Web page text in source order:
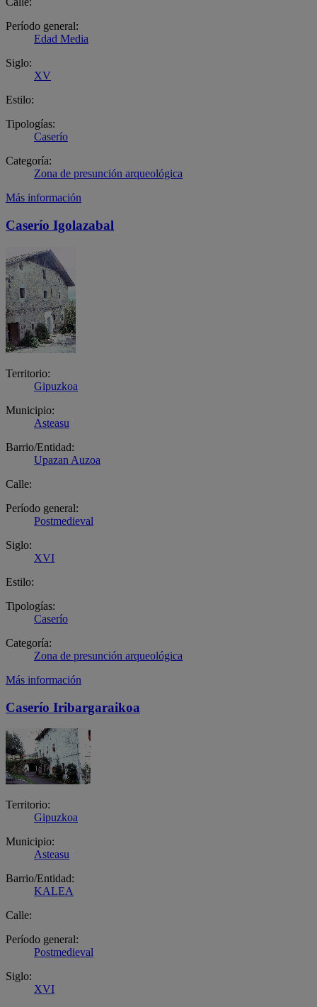
Período general:
Edad Media
Siglo:
XV
Estilo:
Tipologías:
Caserío
Categoría:
Zona de presunción arqueológica
Más información
Caserío Igolazabal
Territorio:
Gipuzkoa
Municipio:
Asteasu
Barrio/Entidad:
Upazan Auzoa
Calle:
Período general:
Postmedieval
Siglo:
XVI
Estilo:
Tipologías:
Caserío
Categoría:
Zona de presunción arqueológica
Más información
Caserío Iribargaraikoa
Territorio:
Gipuzkoa
Municipio:
Asteasu
Barrio/Entidad:
KALEA
Calle:
Período general:
Postmedieval
Siglo:
XVI